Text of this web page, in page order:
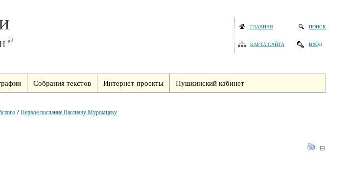
ГЛАВНАЯ
КАРТА САЙТА
ПОИСК
ВХОД
Собрания текстов Интернет-проекты Пушкинский кабинет
/Первое послание Вассиану Муромцеву